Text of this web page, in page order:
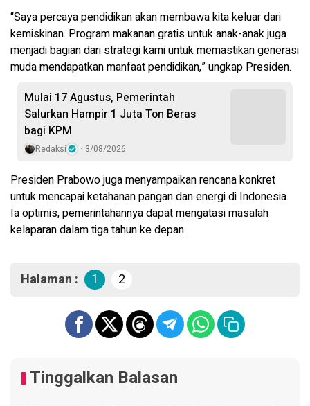
“Saya percaya pendidikan akan membawa kita keluar dari
kemiskinan. Program makanan gratis untuk anak-anak juga
menjadi bagian dari strategi kami untuk memastikan generasi
muda mendapatkan manfaat pendidikan,” ungkap Presiden.
Mulai 17 Agustus, Pemerintah
Salurkan Hampir 1 Juta Ton Beras
bagi KPM
Redaksi 3/08/2026
Presiden Prabowo juga menyampaikan rencana konkret
untuk mencapai ketahanan pangan dan energi di Indonesia.
Ia optimis, pemerintahannya dapat mengatasi masalah
kelaparan dalam tiga tahun ke depan.
Halaman : 1 2
Tinggalkan Balasan